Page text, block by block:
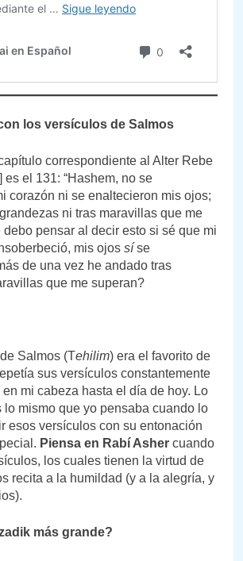
los versículos de Salmos
correspondiente al Alter Rebe
es el 131: “Hashem, no se
corazón ni se enaltecieron mis ojos;
ni tras maravillas que me
debo pensar al decir esto si sé que mi
mis ojos síse
de una vez he andado tras
que me superan?
Salmos (Tehilim) era el favorito de
sus versículos constantemente
mi cabeza hasta el día de hoy. Lo
lo mismo que yo pensaba cuando lo
esos versículos con su entonación
Piensa en Rabí Asher cuando
los cuales tienen la virtud de
recita a la humildad (y a la alegría, y
más grande?